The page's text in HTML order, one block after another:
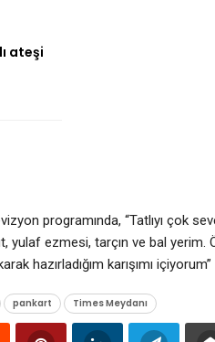
ateşi
programında, “Tatlıyı çok
ezmesi, tarçın ve bal yerim.
hazırladığım karışımı
pankart Times Meydanı